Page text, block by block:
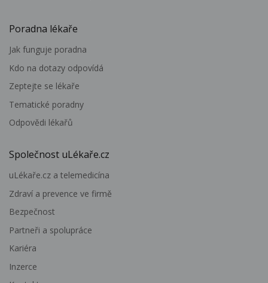
Poradna lékaře
Jak funguje poradna
Kdo na dotazy odpovídá
Zeptejte se lékaře
Tematické poradny
Odpovědi lékařů
Společnost uLékaře.cz
uLékaře.cz a telemedicína
Zdraví a prevence ve firmě
Bezpečnost
Partneři a spolupráce
Kariéra
Inzerce